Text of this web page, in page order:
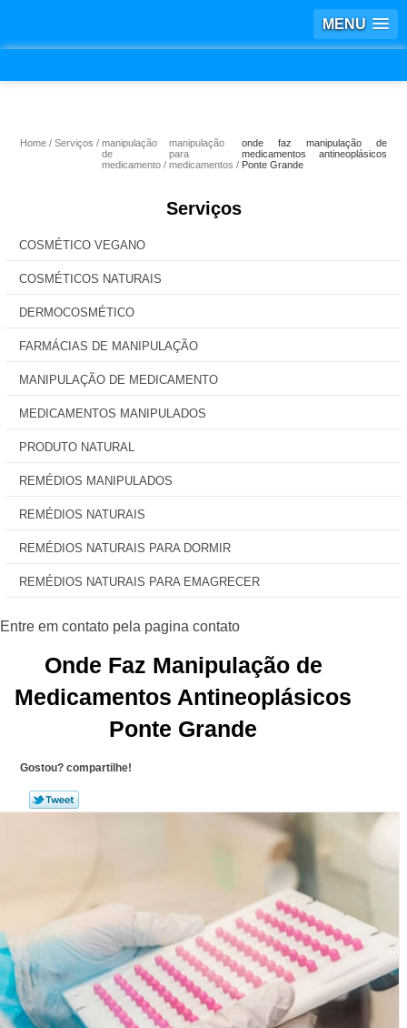
MENU
Home Serviços
manipulação
de
medicamento
manipulação
para
medicamentos
onde faz manipulação de
medicamentos antineoplásicos
Ponte Grande
Serviços
COSMÉTICO VEGANO
COSMÉTICOS NATURAIS
DERMOCOSMÉTICO
FARMÁCIAS DE MANIPULAÇÃO
MANIPULAÇÃO DE MEDICAMENTO
MEDICAMENTOS MANIPULADOS
PRODUTO NATURAL
REMÉDIOS MANIPULADOS
REMÉDIOS NATURAIS
REMÉDIOS NATURAIS PARA DORMIR
REMÉDIOS NATURAIS PARA EMAGRECER
Onde Faz Manipulação de
Medicamentos Antineoplásicos
Ponte Grande
Gostou? compartilhe!